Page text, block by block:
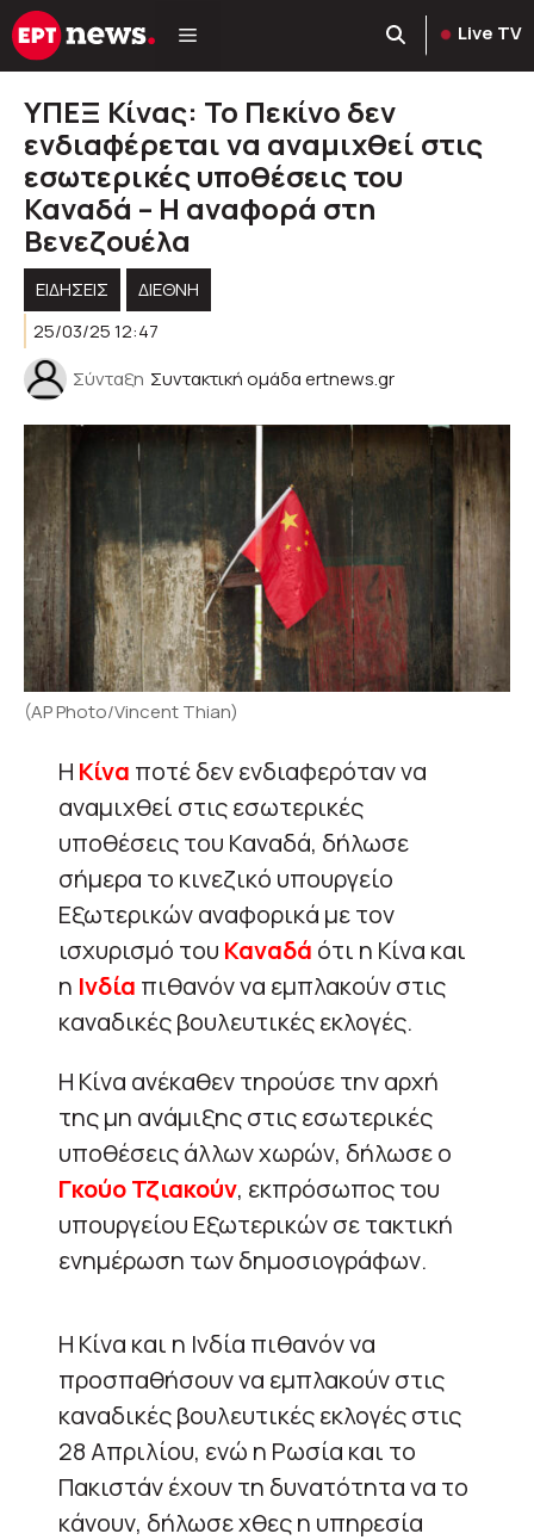
Μετάβαση
σε
Live TV
ΥΠΕΞ Κίνας: Το Πεκίνο δεν
ενδιαφέρεται να αναμιχθεί στις
εσωτερικές υποθέσεις του
Καναδά – Η αναφορά στη
Βενεζουέλα
ΕΙΔΗΣΕΙΣ
ΔΙΕΘΝΗ
25/03/25 12:47
Σύνταξη Συντακτική ομάδα ertnews.gr
(AP Photo/Vincent Thian)
Η Κίνα ποτέ δεν ενδιαφερόταν να
αναμιχθεί στις εσωτερικές
υποθέσεις του Καναδά, δήλωσε
σήμερα το κινεζικό υπουργείο
Εξωτερικών αναφορικά με τον
ισχυρισμό του Καναδά ότι η Κίνα και
η Ινδία πιθανόν να εμπλακούν στις
καναδικές βουλευτικές εκλογές.
Η Κίνα ανέκαθεν τηρούσε την αρχή
της μη ανάμιξης στις εσωτερικές
υποθέσεις άλλων χωρών, δήλωσε ο
Γκούο Τζιακούν, εκπρόσωπος του
υπουργείου Εξωτερικών σε τακτική
ενημέρωση των δημοσιογράφων.
Η Κίνα και η Ινδία πιθανόν να
προσπαθήσουν να εμπλακούν στις
καναδικές βουλευτικές εκλογές στις
28 Απριλίου, ενώ η Ρωσία και το
Πακιστάν έχουν τη δυνατότητα να το
κάνουν, δήλωσε χθες η υπηρεσία